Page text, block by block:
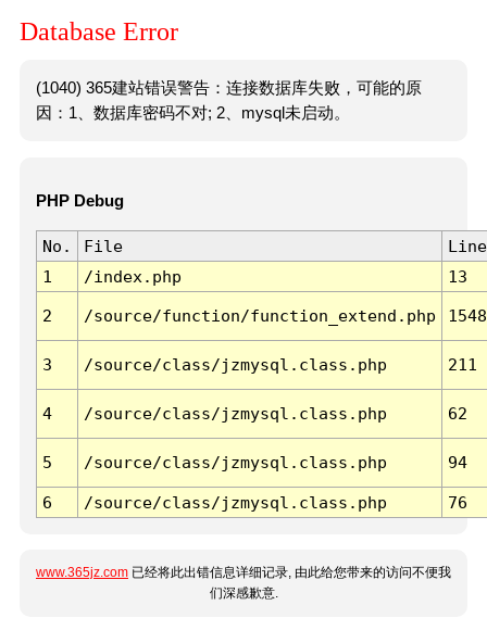
Database Error
(1040) 365建站错误警告：连接数据库失败，可能的原
因：1、数据库密码不对; 2、mysql未启动。
PHP Debug
No. File
Line
1
/index.php 13
2 /source/function/function_extend.php 1548
3 /source/class/jzmysql.class.php 211
4 /source/class/jzmysql.class.php 62
5 /source/class/jzmysql.class.php 94
6 /source/class/jzmysql.class.php 76
www.365jz.com 已经将此出错信息详细记录, 由此给您带来的访问不便我
们深感歉意.